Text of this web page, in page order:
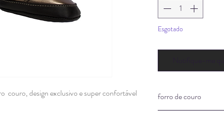
couro, design exclusivo e super confortável
Esgotado
forro de couro